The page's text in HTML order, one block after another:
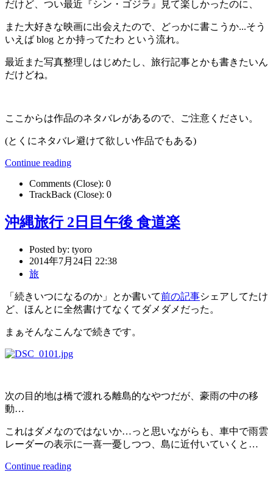
だけど、つい最近『シン・ゴジラ』見て楽しかったのに、
また大好きな映画に出会えたので、どっかに書こうか...そう
いえば blog とか持ってたわ という流れ。
最近また写真整理しはじめたし、旅行記事とかも書きたいん
だけどね。
ここからは作品のネタバレがあるので、ご注意ください。
(とくにネタバレ避けて欲しい作品でもある)
Continue reading
Comments (Close): 0
TrackBack (Close): 0
沖縄旅行 2日目午後 食道楽
Posted by: tyoro
2014年7月24日 22:38
旅
「続きいつになるのか」とか書いて前の記事シェアしてたけ
ど、ほんとに全然書けてなくてダメダメだった。
まぁそんなこんなで続きです。
次の目的地は橋で渡れる離島的なやつだが、豪雨の中の移
動…
これはダメなのではないか…っと思いながらも、車中で雨雲
レーダーの表示に一喜一憂しつつ、島に近付いていくと…
Continue reading